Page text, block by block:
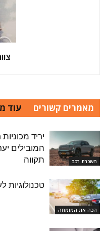
מאמרים קשורים עוד
השכרת רכב
יריד
המובילים
תקווה
הכה את המומחה
טכנולוגיות